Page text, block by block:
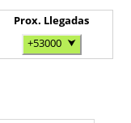
Prox. Llegadas
+53000 ⮟